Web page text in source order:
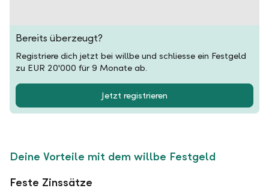
Bereits überzeugt?
Registriere dich jetzt bei willbe und schliesse ein Festgeld
zu EUR 20'000 für 9 Monate ab.
Jetzt registrieren
Deine Vorteile mit dem willbe Festgeld
Feste Zinssätze